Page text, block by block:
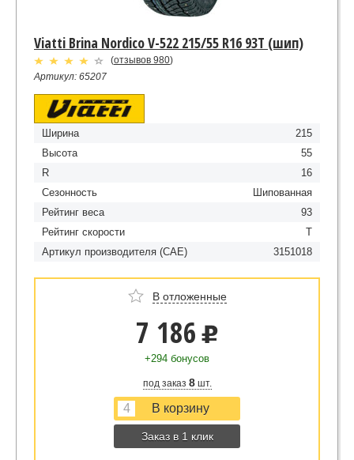
Viatti Brina Nordico V-522 215/55 R16 93T (шип)
(отзывов 980)
Артикул: 65207
Ширина
215
Высота
55
R
16
Сезонность
Шипованная
Рейтинг веса
93
Рейтинг скорости
T
Артикул производителя (CAE)
3151018
В отложенные
7 186 u
+294 бонусов
под заказ 8шт.
Заказ в 1 клик